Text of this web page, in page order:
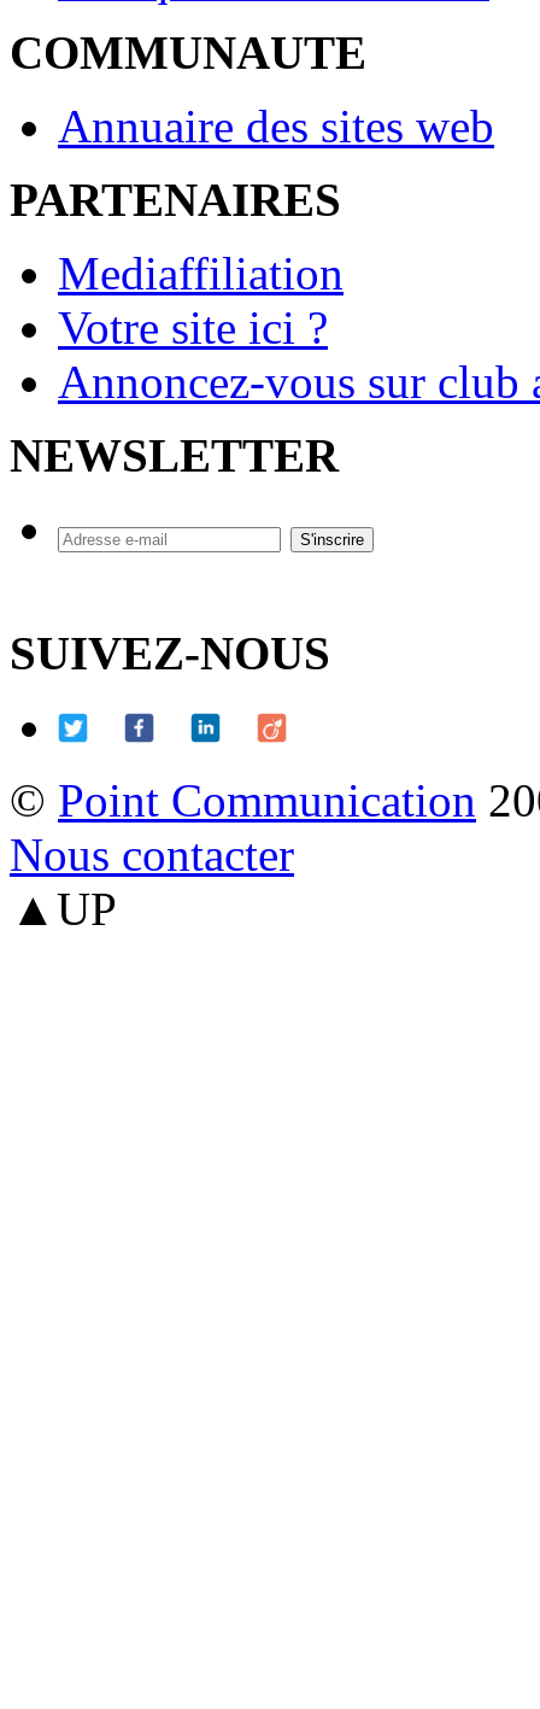
COMMUNAUTE
Annuaire des sites web
PARTENAIRES
Mediaffiliation
Votre site ici ?
Annoncez-vous sur
NEWSLETTER
SUIVEZ-NOUS
© Point Communication
Nous contacter
▲UP